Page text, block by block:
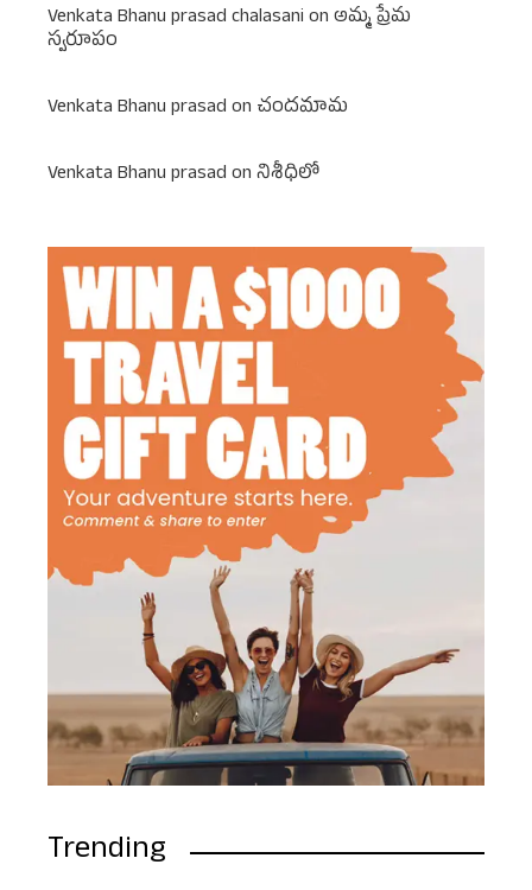
Venkata Bhanu prasad chalasani on అమ్మ ప్రేమ
స్వరూపం
Venkata Bhanu prasad on చందమామ
Venkata Bhanu prasad on నిశీధిలో
Trending